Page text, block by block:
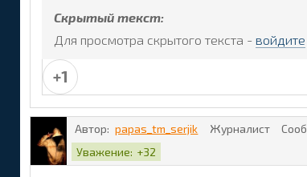
Скрытый текст:
Для просмотра скрытого текста - войдите
+1
Автор: papas_tm_serjik Журналист
Уважение: +32